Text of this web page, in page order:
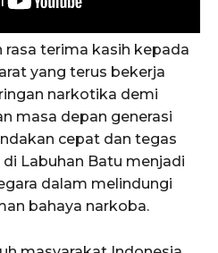
terima kasih kepada
yang terus bekerja
narkotika demi
masa depan generasi
cepat dan tegas
Labuhan Batu menjadi
dalam melindungi
bahaya narkoba.